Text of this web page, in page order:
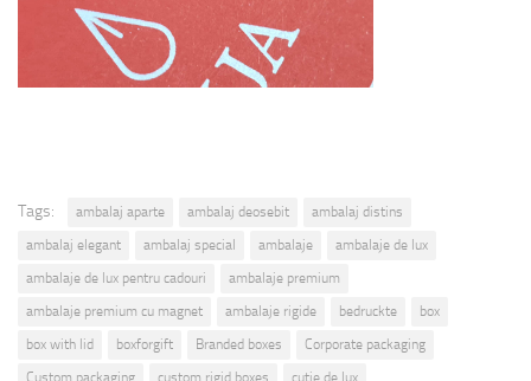
Tags: ambalaj aparte ambalaj deosebit
ambalaj distins
ambalaj elegant
ambalaj special ambalaje
ambalaje de lux
ambalaje de lux pentru cadouri
ambalaje premium
ambalaje premium cu magnet
ambalaje rigide bedruckte
box
box with lid
boxforgift Branded boxes
Corporate packaging
Custom packaging
custom rigid boxes
cutie de lux